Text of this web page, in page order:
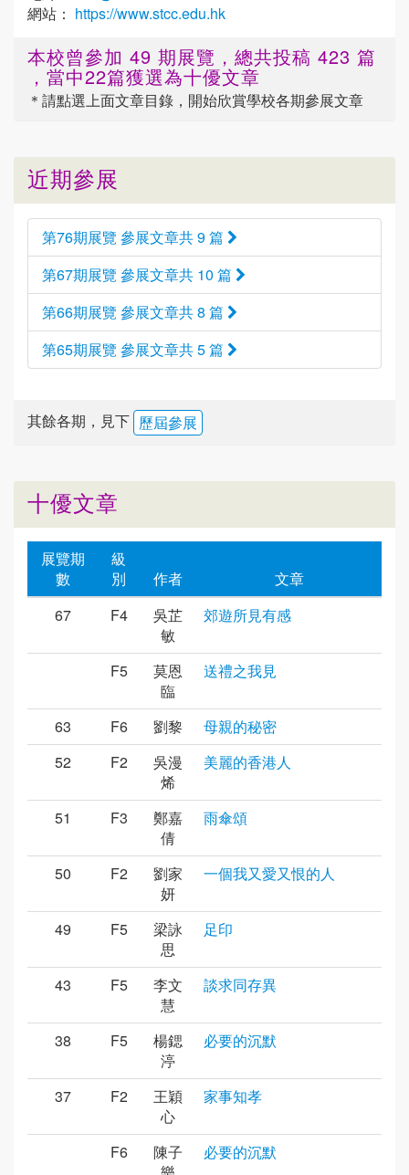
網站： https://www.stcc.edu.hk
本校曾參加 49 期展覽，總共投稿 423 篇
，當中22篇獲選為十優文章
＊請點選上面文章目錄，開始欣賞學校各期參展文章
近期參展
第76期展覽 參展文章共 9 篇
第67期展覽 參展文章共 10 篇
第66期展覽 參展文章共 8 篇
第65期展覽 參展文章共 5 篇
其餘各期，見下 歷屆參展
十優文章
展覽期
數
級
別
作者
文章
67
F4
吳芷
敏
郊遊所見有感
F5
莫恩
臨
送禮之我見
63 F6 劉黎
母親的秘密
52
F2
吳漫
烯
美麗的香港人
51 F3
鄭嘉
倩
雨傘頌
50 F2
劉家
妍
一個我又愛又恨的人
49 F5
梁詠
思
足印
43 F5
李文
慧
談求同存異
38 F5
楊鍶
渟
必要的沉默
37 F2
王穎
心
家事知孝
F6
陳子
必要的沉默